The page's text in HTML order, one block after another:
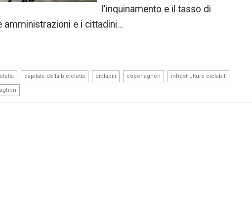
l’inquinamento e il tasso di
amministrazioni e i cittadini…
capitale della bicicletta ciclabili copenaghen infrastrutture ciclabili